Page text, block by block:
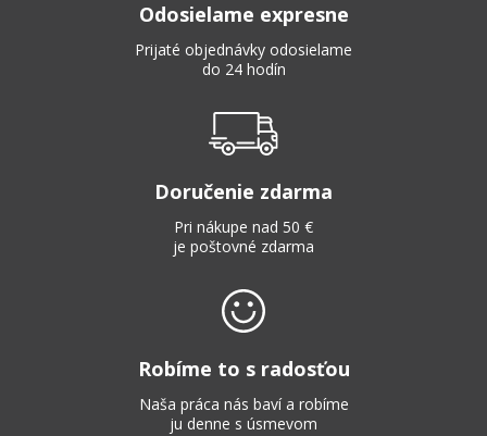
Odosielame expresne
Prijaté objednávky odosielame
do 24 hodín
Doručenie zdarma
Pri nákupe nad 50 €
je poštovné zdarma
Robíme to s radosťou
Naša práca nás baví a robíme
ju denne s úsmevom